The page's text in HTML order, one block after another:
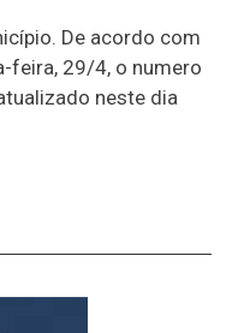
De acordo com
feira, 29/4, o numero
neste dia